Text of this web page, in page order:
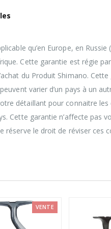
qu’en Europe, en
Cette garantie est régie
du Produit Shimano.
varier d’un pays à un
détaillant pour connaitre
Cette garantie n’affecte pas
réserve le droit de réviser ces
VENTE